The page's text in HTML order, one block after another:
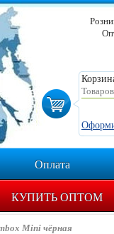
Товаров
Оплата
КУПИТЬ ОПТОМ
Mini чёрная